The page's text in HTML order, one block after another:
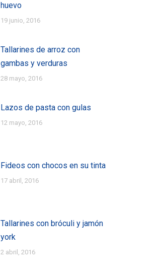
huevo
19 junio, 2016
Tallarines de arroz con
gambas y verduras
28 mayo, 2016
Lazos de pasta con gulas
12 mayo, 2016
Fideos con chocos en su tinta
17 abril, 2016
Tallarines con bróculi y jamón
york
2 abril, 2016